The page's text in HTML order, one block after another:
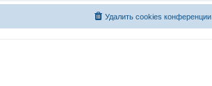
Удалить cookies конференции